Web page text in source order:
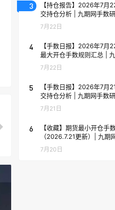
3
【持仓报告】2026年7月
交持仓分析 | 九期网手数
7月22日
4
【手数日报】2026年7月
最大开仓手数规则汇总 |
院
7月22日
5
【手数日报】2026年7月
交持仓分析 | 九期网手数
7月21日
6
【收藏】期货最小开仓手
（2026.7.21更新）| 九期
7月20日